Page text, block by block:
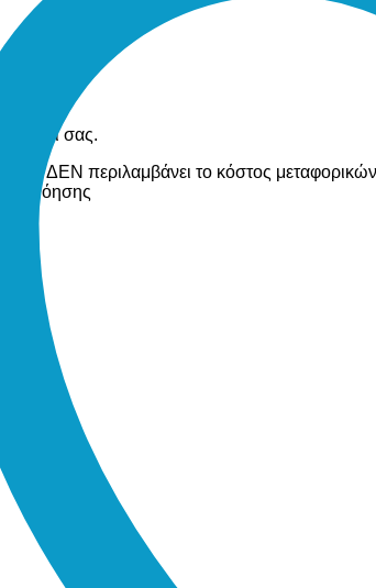
καλάθι σας.
ΔΕΝ περιλαμβάνει το κόστος